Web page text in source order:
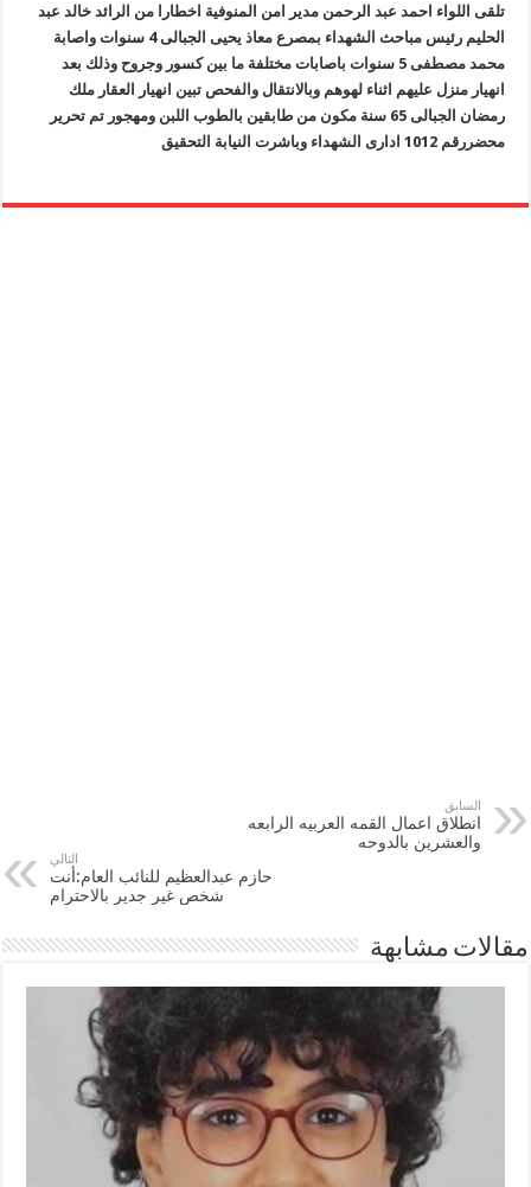
تلقى اللواء احمد عبد الرحمن مدير امن المنوفية اخطارا من الرائد خالد عبد
الحليم رئيس مباحث الشهداء بمصرع معاذ يحيى الجبالى 4 سنوات واصابة
محمد مصطفى 5 سنوات باصابات مختلفة ما بين كسور وجروح وذلك بعد
انهيار منزل عليهم اثناء لهوهم وبالانتقال والفحص تبين انهيار العقار ملك
رمضان الجبالى 65 سنة مكون من طابقين بالطوب اللبن ومهجور تم تحرير
محضررقم 1012 ادارى الشهداء وباشرت النيابة التحقيق
السابق
انطلاق اعمال القمه العربيه الرابعه
والعشرين بالدوحه
التالي
حازم عبدالعظيم للنائب العام:أنت
شخص غير جدير بالاحترام
مقالات مشابهة